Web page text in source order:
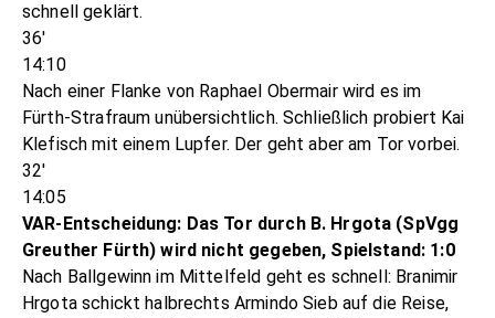
schnell geklärt.
36'
14:10
Nach einer Flanke von Raphael Obermair wird es im
Fürth-Strafraum unübersichtlich. Schließlich probiert Kai
Klefisch mit einem Lupfer. Der geht aber am Tor vorbei.
32'
14:05
VAR-Entscheidung: Das Tor durch B. Hrgota (SpVgg
Greuther Fürth) wird nicht gegeben, Spielstand: 1:0
Nach Ballgewinn im Mittelfeld geht es schnell: Branimir
Hrgota schickt halbrechts Armindo Sieb auf die Reise,